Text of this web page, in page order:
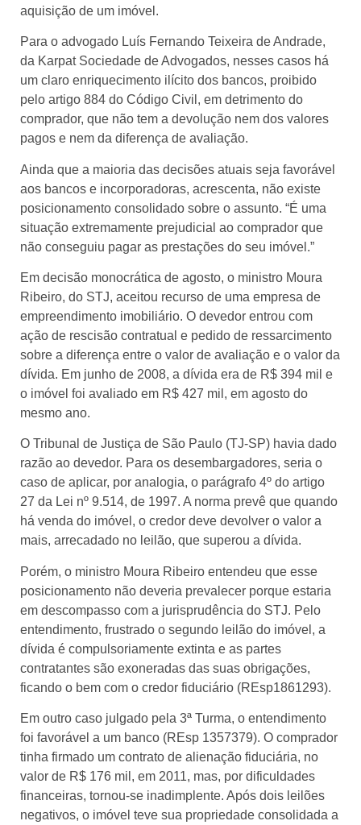
aquisição de um imóvel.
Para o advogado Luís Fernando Teixeira de Andrade,
da Karpat Sociedade de Advogados, nesses casos há
um claro enriquecimento ilícito dos bancos, proibido
pelo artigo 884 do Código Civil, em detrimento do
comprador, que não tem a devolução nem dos valores
pagos e nem da diferença de avaliação.
Ainda que a maioria das decisões atuais seja favorável
aos bancos e incorporadoras, acrescenta, não existe
posicionamento consolidado sobre o assunto. “É uma
situação extremamente prejudicial ao comprador que
não conseguiu pagar as prestações do seu imóvel.”
Em decisão monocrática de agosto, o ministro Moura
Ribeiro, do STJ, aceitou recurso de uma empresa de
empreendimento imobiliário. O devedor entrou com
ação de rescisão contratual e pedido de ressarcimento
sobre a diferença entre o valor de avaliação e o valor da
dívida. Em junho de 2008, a dívida era de R$ 394 mil e
o imóvel foi avaliado em R$ 427 mil, em agosto do
mesmo ano.
O Tribunal de Justiça de São Paulo (TJ-SP) havia dado
razão ao devedor. Para os desembargadores, seria o
caso de aplicar, por analogia, o parágrafo 4º do artigo
27 da Lei nº 9.514, de 1997. A norma prevê que quando
há venda do imóvel, o credor deve devolver o valor a
mais, arrecadado no leilão, que superou a dívida.
Porém, o ministro Moura Ribeiro entendeu que esse
posicionamento não deveria prevalecer porque estaria
em descompasso com a jurisprudência do STJ. Pelo
entendimento, frustrado o segundo leilão do imóvel, a
dívida é compulsoriamente extinta e as partes
contratantes são exoneradas das suas obrigações,
ficando o bem com o credor fiduciário (REsp1861293).
Em outro caso julgado pela 3ª Turma, o entendimento
foi favorável a um banco (REsp 1357379). O comprador
tinha firmado um contrato de alienação fiduciária, no
valor de R$ 176 mil, em 2011, mas, por dificuldades
financeiras, tornou-se inadimplente. Após dois leilões
negativos, o imóvel teve sua propriedade consolidada a